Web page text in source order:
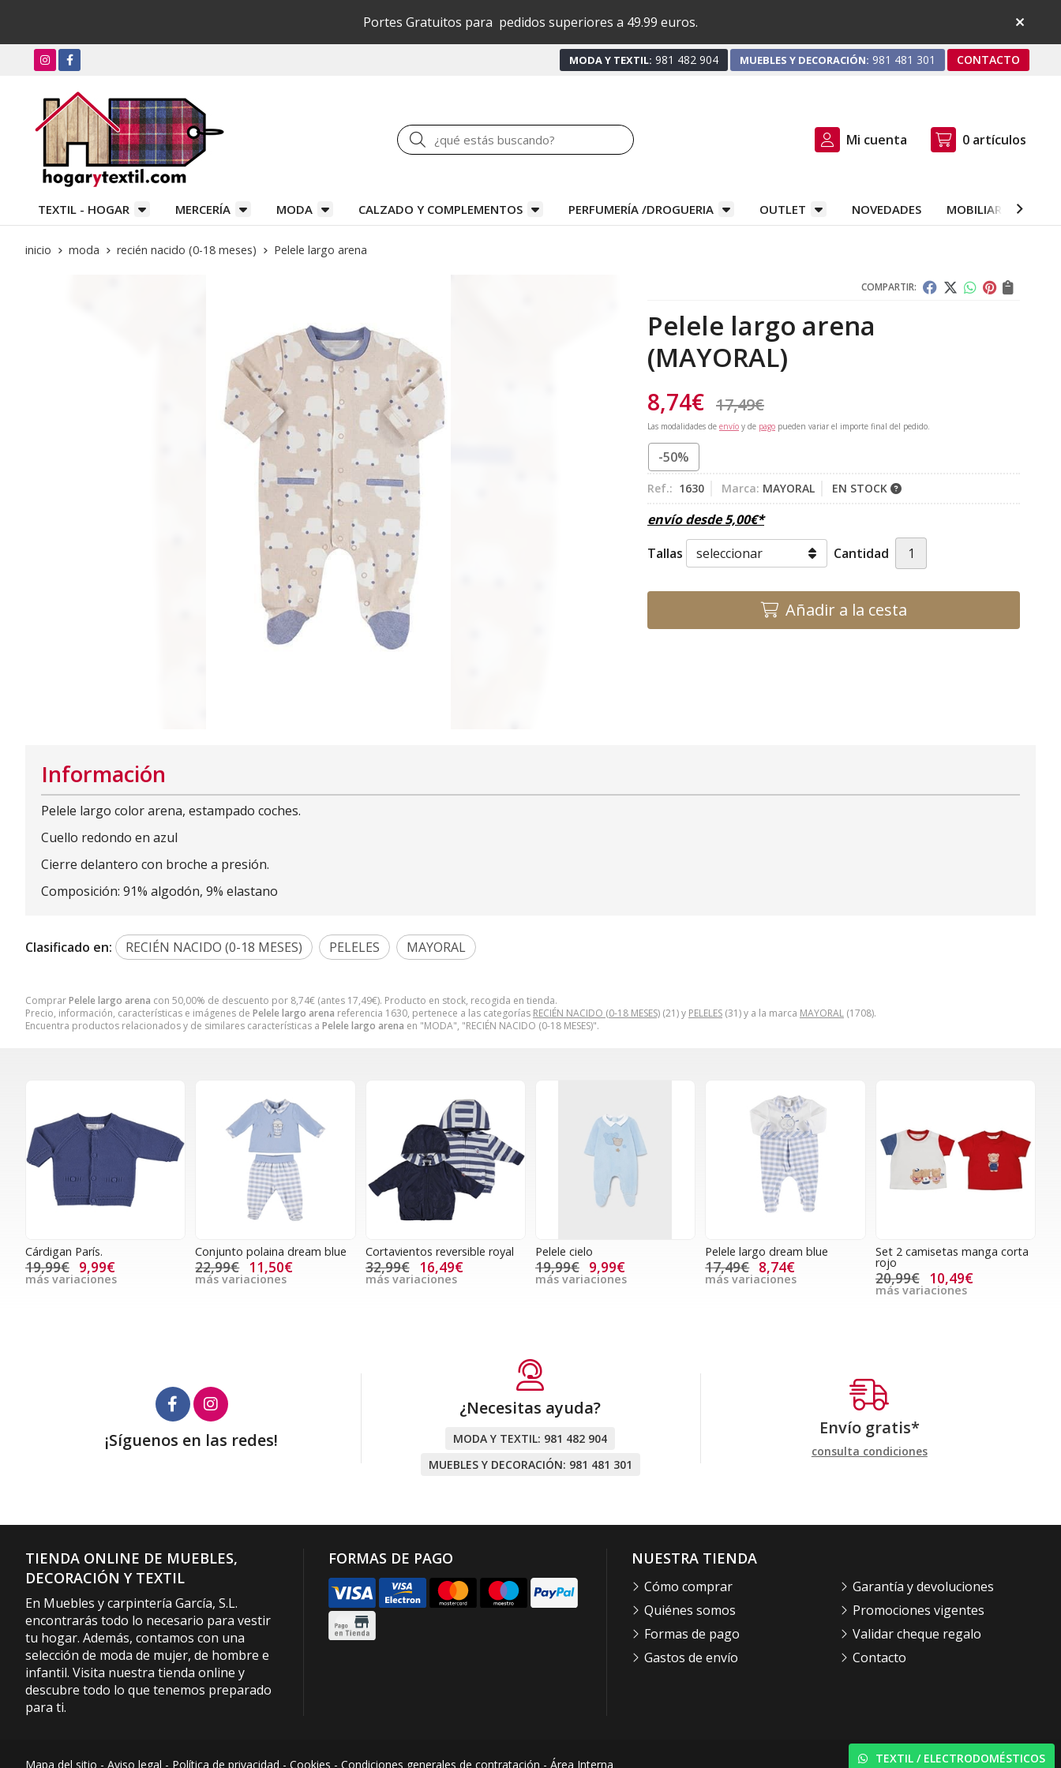
Portes Gratuitos para pedidos superiores a 49.99 euros.
MODA Y TEXTIL: 981 482 904 MUEBLES Y DECORACIÓN: 981 481 301 CONTACTO
Buscar Mi cuenta 0 artículos
TEXTIL - HOGAR MERCERÍA MODA CALZADO Y COMPLEMENTOS PERFUMERÍA /DROGUERIA OUTLET NOVEDADES MOBILIARIO Y
TEXTIL / ELECTRODOMÉSTICOS
inicio moda recién nacido (0-18 meses) Pelele largo arena
COMPARTIR:
Pelele largo arena
(MAYORAL)
8,74€ 17,49€
Las modalidades de envío y de pago pueden variar el importe final del pedido.
-50%
Ref.: 1630 Marca: MAYORAL EN STOCK
envío desde5,00€*
Tallas
Cantidad
Añadir a la cesta
ComprarPelele largo arena con 50,00% de descuento por 8,74€ (antes 17,49€). Producto en stock, recogida en tienda.
Precio, información, características e imágenes de Pelele largo arena referencia 1630, pertenece a las categorías RECIÉN NACIDO (0-18 MESES) (21) y PELELES (31) y a la marca MAYORAL (1708).
Encuentra productos relacionados y de similares características a Pelele largo arena en "MODA", "RECIÉN NACIDO (0-18 MESES)".
Información
Pelele largo color arena, estampado coches.
Cuello redondo en azul
Cierre delantero con broche a presión.
Composición: 91% algodón, 9% elastano
Clasificado en: RECIÉN NACIDO (0-18 MESES) PELELES MAYORAL
Cárdigan París.
19,99€ 9,99€
más variaciones
Conjunto polaina dream blue
22,99€ 11,50€
más variaciones
Cortavientos reversible royal
32,99€ 16,49€
más variaciones
Pelele cielo
19,99€ 9,99€
más variaciones
Pelele largo dream blue
17,49€ 8,74€
más variaciones
Set 2 camisetas manga corta
rojo
20,99€ 10,49€
más variaciones
¡Síguenos en las redes!
¿Necesitas ayuda?
MODA Y TEXTIL: 981 482 904
MUEBLES Y DECORACIÓN: 981 481 301
Envío gratis*
consulta condiciones
TIENDA ONLINE DE MUEBLES,
DECORACIÓN Y TEXTIL
En Muebles y carpintería García, S.L.
encontrarás todo lo necesario para vestir
tu hogar. Además, contamos con una
selección de moda de mujer, de hombre e
infantil. Visita nuestra tienda online y
descubre todo lo que tenemos preparado
para ti.
FORMAS DE PAGO NUESTRA TIENDA
Cómo comprar
Quiénes somos
Formas de pago
Gastos de envío
Garantía y devoluciones
Promociones vigentes
Validar cheque regalo
Contacto
Mapa del sitio - Aviso legal - Política de privacidad - Cookies - Condiciones generales de contratación - Área Interna © PÁXINAS GALEGAS